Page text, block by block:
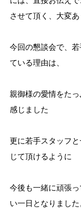
させて頂く、大変
今回の懇談会で、
ている理由は、
親御様の愛情をた
感じました
更に若手スタッフ
じて頂けるように
今後も一緒に頑張
い一日となりました